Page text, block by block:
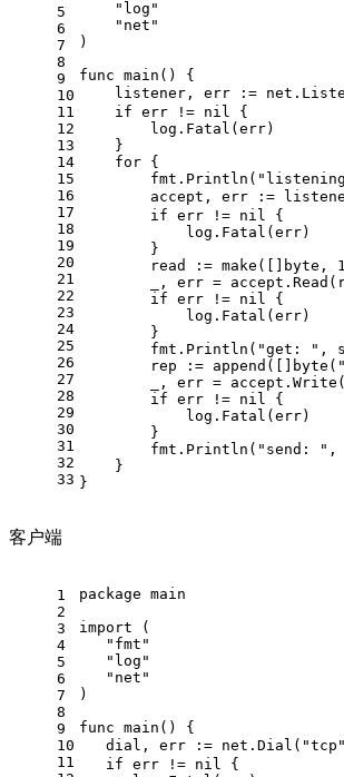
5
6
7
8
9
10
11
12
13
14
15
16
17
18
19
20
21
22
23
24
25
26
27
28
29
30
31
32
33
"log"
"net"
)
func main ()
{
listener, err :=
if err != nil
{
        log.Fatal(err)
    }
for {
        fmt.Println(
if err != nil
{
            log.Fatal(err)
        }
        read :=
make ([] byte ,
_, err =
if err != nil
{
            log.Fatal(err)
        }
        fmt.Println(
"get: " ,
        rep :=
append ([] byte (
_, err =
if err != nil
{
            log.Fatal(err)
        }
        fmt.Println(
"send: " ,
    }
}
客户端
1
2
3
4
5
6
7
8
9
10
11
package main
import (
"fmt"
"log"
"net"
)
func main ()
{
   dial, err := net.Dial(
"tcp"
if err != nil
{